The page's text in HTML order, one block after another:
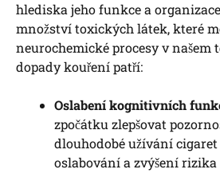
hlediska jeho funkce a
množství toxických látek, které
neurochemické procesy v našem
dopady kouření patří:
Oslabení kognitivních
zpočátku zlepšovat
dlouhodobé užívání cigaret
oslabování a zvýšení rizika